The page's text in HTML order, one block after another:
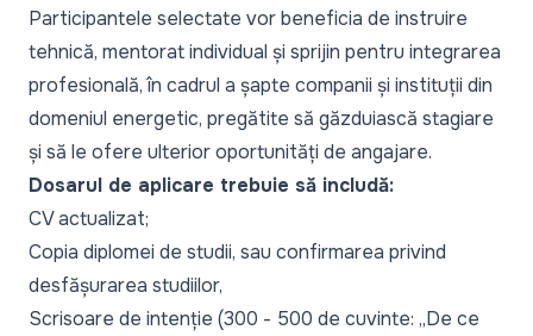
Participantele selectate vor beneficia de instruire
tehnică, mentorat individual și sprijin pentru integrarea
profesională, în cadrul a șapte companii și instituții din
domeniul energetic, pregătite să găzduiască stagiare
și să le ofere ulterior oportunități de angajare.
Dosarul de aplicare trebuie să includă:
CV actualizat;
Copia diplomei de studii, sau confirmarea privind
desfășurarea studiilor,
Scrisoare de intenție (300 - 500 de cuvinte: „De ce